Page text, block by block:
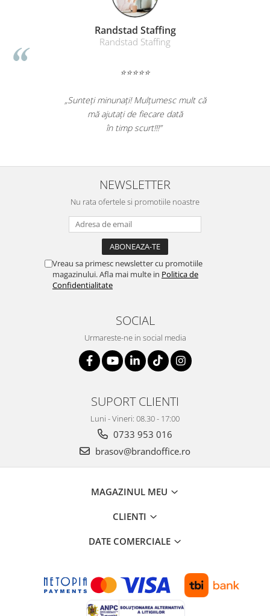
Randstad Staffing
Randstad Staffing
⭐⭐⭐⭐⭐
„Sunteți minunați! Mulțumesc mult că
mă ajutați de fiecare dată
în timp scurt!!!”
NEWSLETTER
Nu rata ofertele si promotiile noastre
Vreau sa primesc newsletter cu promotiile
magazinului. Afla mai multe in Politica de
Confidentialitate
SOCIAL
Urmareste-ne in social media
SUPORT CLIENTI
Luni - Vineri: 08.30 - 17:00
0733 953 016
brasov@brandoffice.ro
MAGAZINUL MEU
CLIENTI
DATE COMERCIALE